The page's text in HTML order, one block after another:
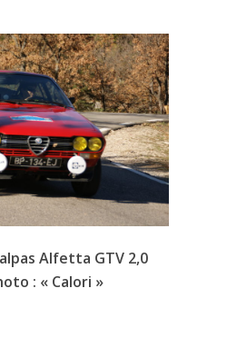
Alfetta GTV 2,0
: « Calori »